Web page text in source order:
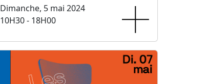
Dimanche, 5 mai 2024
10H30 - 18H00